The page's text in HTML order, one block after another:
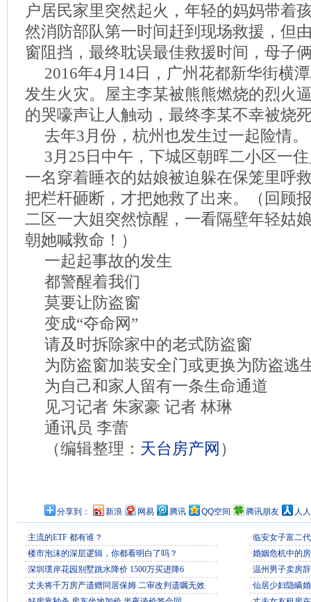
户居民家里突然起火，年轻的妈妈带着
然消防部队第一时间赶到现场救援，但
窗阻挡，最终耽误最佳救援时间，母子
2016年4月14日，广州花都新华街横
发生火灾。屋主李某被熊熊燃烧的烈火
的哭嚎声让人触动，最终李某不幸被
去年3月份，杭州也发生过一起险情。
3月25日中午，下城区朝晖二小区一
一名穿着睡衣的姑娘被迫躲在保笼里呼
把栏杆砸断，才把她救了出来。（回顾
二区一大姐突然惊醒，一看隔壁年轻姑
朝她喊救命！）
一起起事故的发生
都警醒着我们
莫要让防盗窗
变成“夺命网”
请及时拆除家中的老式防盗窗
为防盗窗加装安全门或更换为防盗逃
为自己和家人留有一条生命通道
见习记者 朱家豪 记者 林琳
通讯员 李蕾
（编辑整理： 天台房产网 ）
分享到： 新浪 网易 腾讯 QQ空间 腾讯朋友 人
·主流的ETF 都有谁？
·楼市泡沫的深层逻辑，你都看明白了吗？
·深圳璞岸花园别墅跳水降价 1500万买进降6
·丈夫将千万房产遗赠同居保姆 二审改判遗嘱无效
·临安女子富二
·婚姻危机中的
·温州男子卖房
·仙居少妇隐瞒